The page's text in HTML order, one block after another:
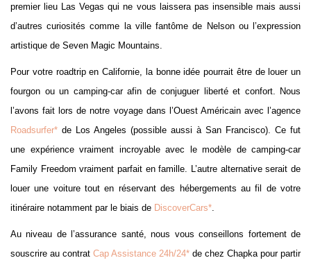
premier lieu Las Vegas qui ne vous laissera pas insensible mais aussi
d’autres curiosités comme la ville fantôme de Nelson ou l’expression
artistique de Seven Magic Mountains.
Pour votre roadtrip en Californie, la bonne idée pourrait être de louer un
fourgon ou un camping-car afin de conjuguer liberté et confort. Nous
l’avons fait lors de notre voyage dans l’Ouest Américain avec l’agence
Roadsurfer* de Los Angeles (possible aussi à San Francisco). Ce fut
une expérience vraiment incroyable avec le modèle de camping-car
Family Freedom vraiment parfait en famille. L’autre alternative serait de
louer une voiture tout en réservant des hébergements au fil de votre
itinéraire notamment par le biais de DiscoverCars*.
Au niveau de l’assurance santé, nous vous conseillons fortement de
souscrire au contrat Cap Assistance 24h/24* de chez Chapka pour partir